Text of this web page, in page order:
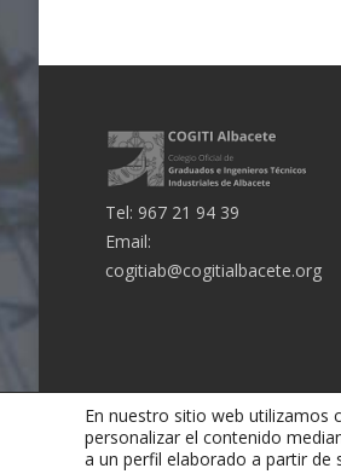
Tel: 967 21 94 39
Email:
cogitiab@cogitialbacete.org
En nuestro sitio web utilizamos
personalizar el contenido
a un perfil elaborado a partir de